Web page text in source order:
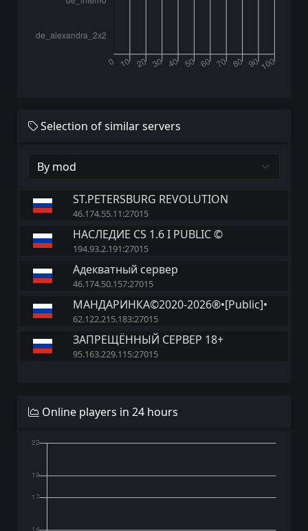
Selection of similar servers
ST.PETERSBURG REVOLUTION
46.174.55.11:27015
НАСЛЕДИЕ CS 1.6 I PUBLIC ©
194.93.2.191:27015
Адекватный сервер
46.174.50.157:27015
МАНДАРИНКА©2020-2026®•[Public]•
62.122.215.183:27015
ЗАПРЕЩЁННЫЙ СЕРВЕР 18+
95.163.229.115:27015
Online players in 24 hours